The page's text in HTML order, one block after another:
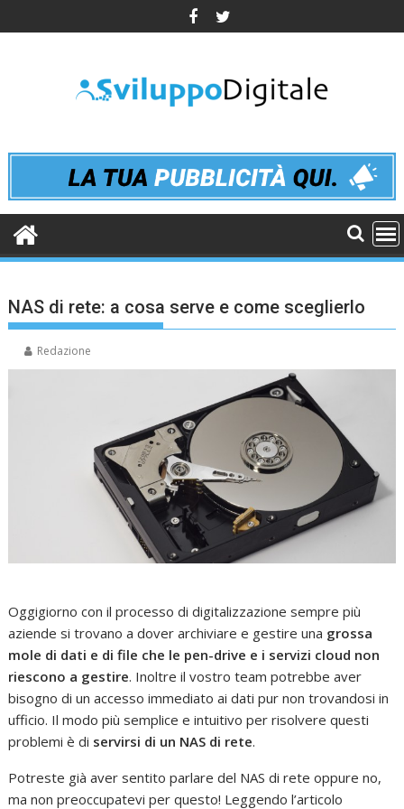
to
NAS di rete: a cosa serve e come sceglierlo
Redazione
Oggigiorno con il processo di digitalizzazione sempre più
aziende si trovano a dover archiviare e gestire una grossa
mole di dati e di file che le pen-drive e i servizi cloud non
riescono a gestire. Inoltre il vostro team potrebbe aver
bisogno di un accesso immediato ai dati pur non trovandosi in
ufficio. Il modo più semplice e intuitivo per risolvere questi
problemi è di servirsi di un NAS di rete.
Potreste già aver sentito parlare del NAS di rete oppure no,
ma non preoccupatevi per questo! Leggendo l’articolo